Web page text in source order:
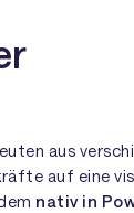
aus
auf eine
nativ in